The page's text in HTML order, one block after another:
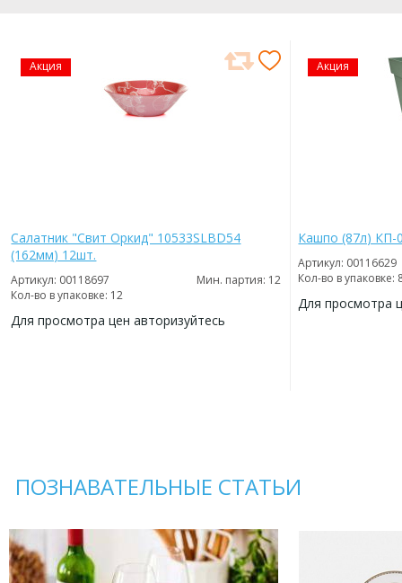
Акция
Салатник "Свит Оркид" 10533SLBD54
(162мм) 12шт.
Артикул: 00118697
Мин. партия: 12
Кол-во в упаковке: 12
Для просмотра цен авторизуйтесь
Акция
Кашпо (87л) КП-
Артикул: 00116629
Кол-во в упаковке:
Для просмотра
ПОЗНАВАТЕЛЬНЫЕ СТАТЬИ